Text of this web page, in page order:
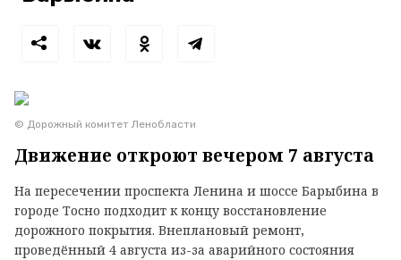
© Дорожный комитет Ленобласти
Движение откроют вечером 7 августа
На пересечении проспекта Ленина и шоссе Барыбина в
городе Тосно подходит к концу восстановление
дорожного покрытия. Внеплановый ремонт,
проведённый 4 августа из-за аварийного состояния